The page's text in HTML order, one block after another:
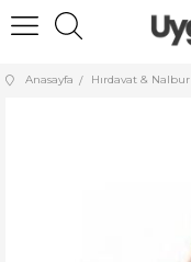
Anasayfa Hırdavat & Nalbur